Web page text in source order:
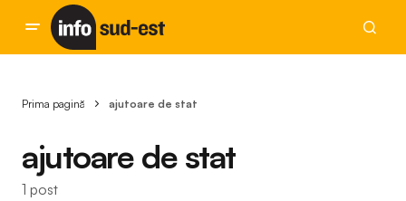
Prima pagină ajutoare de stat
ajutoare de stat
1 post